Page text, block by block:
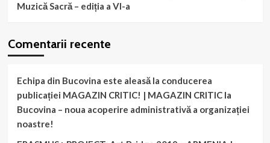
Muzică Sacră – ediția a VI-a
Comentarii recente
Echipa din Bucovina este aleasă la conducerea
publicației MAGAZIN CRITIC! | MAGAZIN CRITICla
Bucovina – noua acoperire administrativă a organizației
noastre!